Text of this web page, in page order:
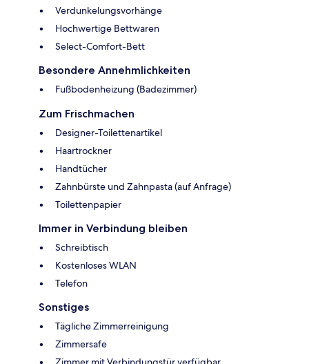
Verdunkelungsvorhänge
Hochwertige Bettwaren
Select-Comfort-Bett
Besondere Annehmlichkeiten
Fußbodenheizung (Badezimmer)
Zum Frischmachen
Designer-Toilettenartikel
Haartrockner
Handtücher
Zahnbürste und Zahnpasta (auf Anfrage)
Toilettenpapier
Immer in Verbindung bleiben
Schreibtisch
Kostenloses WLAN
Telefon
Sonstiges
Tägliche Zimmerreinigung
Zimmersafe